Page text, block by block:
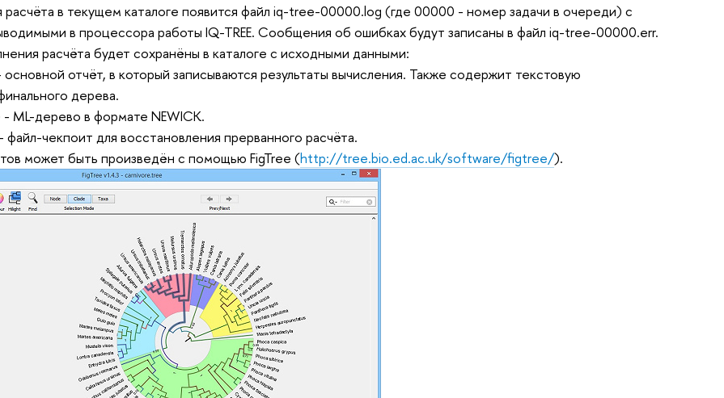
в текущем каталоге появится файл iq-tree-00000.log (где 00000 - номер задачи в очереди) с
в процессора работы IQ-TREE. Сообщения об ошибках будут записаны в файл iq-tree-00000.err.
расчёта будет сохранёны в каталоге с исходными данными:
отчёт, в который записываются результаты вычисления. Также содержит текстовую
дерева.
ML-дерево в формате NEWICK.
чекпоит для восстановления прерванного расчёта.
может быть произведён с помощью FigTree (http://tree.bio.ed.ac.uk/software/figtree/).